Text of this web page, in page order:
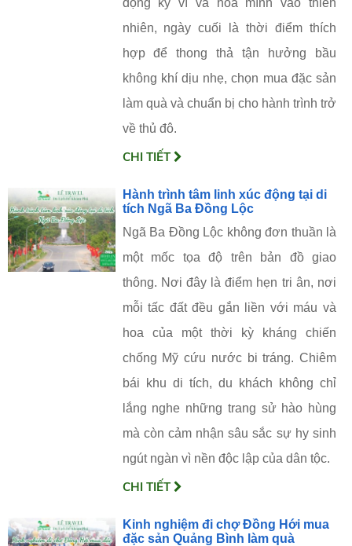
nhiên, ngày cuối là thời điểm thích
hợp để thong thả tận hưởng bầu
không khí dịu nhẹ, chọn mua đặc sản
làm quà và chuẩn bị cho hành trình trở
về thủ đô.
CHI TIẾT
Hành trình tâm linh xúc động tại di
tích Ngã Ba Đồng Lộc
Ngã Ba Đồng Lộc không đơn thuần là
một mốc tọa độ trên bản đồ giao
thông. Nơi đây là điểm hẹn tri ân, nơi
mỗi tấc đất đều gắn liền với máu và
hoa của một thời kỳ kháng chiến
chống Mỹ cứu nước bi tráng. Chiêm
bái khu di tích, du khách không chỉ
lắng nghe những trang sử hào hùng
mà còn cảm nhận sâu sắc sự hy sinh
ngút ngàn vì nền độc lập của dân tộc.
CHI TIẾT
Kinh nghiệm đi chợ Đồng Hới mua
đặc sản Quảng Bình làm quà